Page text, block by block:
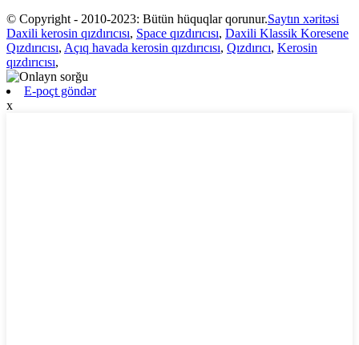
© Copyright - 2010-2023: Bütün hüquqlar qorunur.Saytın xəritəsi
Daxili kerosin qızdırıcısı, Space qızdırıcısı, Daxili Klassik Koresene
Qızdırıcısı, Açıq havada kerosin qızdırıcısı, Qızdırıcı, Kerosin
qızdırıcısı,
E-poçt göndər
x